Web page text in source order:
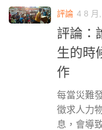
評論 4 8 月
評論：
生的時
作
每當災難
徵求人力
息，會導